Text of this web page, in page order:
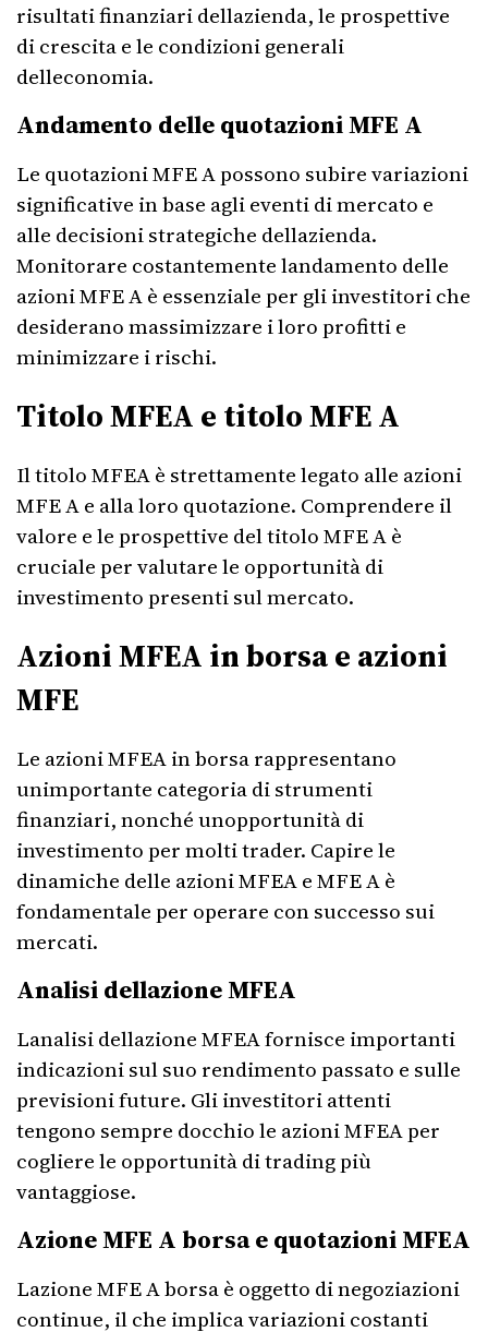
risultati finanziari dellazienda, le prospettive
di crescita e le condizioni generali
delleconomia.
Andamento delle quotazioni MFE A
Le quotazioni MFE A possono subire variazioni
significative in base agli eventi di mercato e
alle decisioni strategiche dellazienda.
Monitorare costantemente landamento delle
azioni MFE A è essenziale per gli investitori che
desiderano massimizzare i loro profitti e
minimizzare i rischi.
Titolo MFEA e titolo MFE A
Il titolo MFEA è strettamente legato alle azioni
MFE A e alla loro quotazione. Comprendere il
valore e le prospettive del titolo MFE A è
cruciale per valutare le opportunità di
investimento presenti sul mercato.
Azioni MFEA in borsa e azioni
MFE
Le azioni MFEA in borsa rappresentano
unimportante categoria di strumenti
finanziari, nonché unopportunità di
investimento per molti trader. Capire le
dinamiche delle azioni MFEA e MFE A è
fondamentale per operare con successo sui
mercati.
Analisi dellazione MFEA
Lanalisi dellazione MFEA fornisce importanti
indicazioni sul suo rendimento passato e sulle
previsioni future. Gli investitori attenti
tengono sempre docchio le azioni MFEA per
cogliere le opportunità di trading più
vantaggiose.
Azione MFE A borsa e quotazioni MFEA
Lazione MFE A borsa è oggetto di negoziazioni
continue, il che implica variazioni costanti